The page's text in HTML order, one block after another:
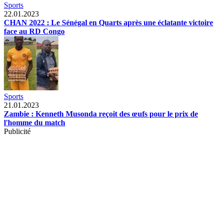
Sports
22.01.2023
CHAN 2022 : Le Sénégal en Quarts après une éclatante victoire
face au RD Congo
Sports
21.01.2023
Zambie : Kenneth Musonda reçoit des œufs pour le prix de
l'homme du match
Publicité